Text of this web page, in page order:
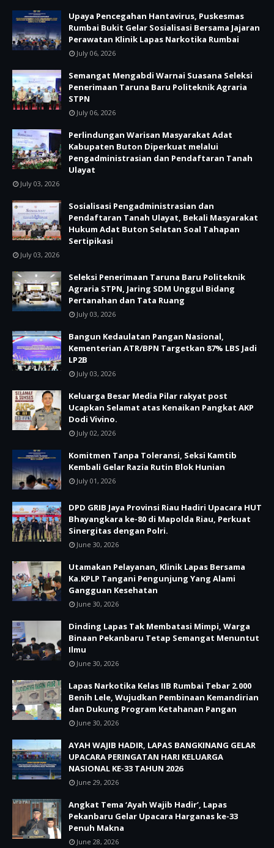
Upaya Pencegahan Hantavirus, Puskesmas
Rumbai Bukit Gelar Sosialisasi Bersama Jajaran
Perawatan Klinik Lapas Narkotika Rumbai
July 06, 2026
Semangat Mengabdi Warnai Suasana Seleksi
Penerimaan Taruna Baru Politeknik Agraria
STPN
July 06, 2026
Perlindungan Warisan Masyarakat Adat
Kabupaten Buton Diperkuat melalui
Pengadministrasian dan Pendaftaran Tanah
Ulayat
July 03, 2026
Sosialisasi Pengadministrasian dan
Pendaftaran Tanah Ulayat, Bekali Masyarakat
Hukum Adat Buton Selatan Soal Tahapan
Sertipikasi
July 03, 2026
Seleksi Penerimaan Taruna Baru Politeknik
Agraria STPN, Jaring SDM Unggul Bidang
Pertanahan dan Tata Ruang
July 03, 2026
Bangun Kedaulatan Pangan Nasional,
Kementerian ATR/BPN Targetkan 87% LBS Jadi
LP2B
July 03, 2026
Keluarga Besar Media Pilar rakyat post
Ucapkan Selamat atas Kenaikan Pangkat AKP
Dodi Vivino.
July 02, 2026
Komitmen Tanpa Toleransi, Seksi Kamtib
Kembali Gelar Razia Rutin Blok Hunian
July 01, 2026
DPD GRIB Jaya Provinsi Riau Hadiri Upacara HUT
Bhayangkara ke-80 di Mapolda Riau, Perkuat
Sinergitas dengan Polri.
June 30, 2026
Utamakan Pelayanan, Klinik Lapas Bersama
Ka.KPLP Tangani Pengunjung Yang Alami
Gangguan Kesehatan
June 30, 2026
Dinding Lapas Tak Membatasi Mimpi, Warga
Binaan Pekanbaru Tetap Semangat Menuntut
Ilmu
June 30, 2026
Lapas Narkotika Kelas IIB Rumbai Tebar 2.000
Benih Lele, Wujudkan Pembinaan Kemandirian
dan Dukung Program Ketahanan Pangan
June 30, 2026
AYAH WAJIB HADIR, LAPAS BANGKINANG GELAR
UPACARA PERINGATAN HARI KELUARGA
NASIONAL KE-33 TAHUN 2026
June 29, 2026
Angkat Tema ‘Ayah Wajib Hadir’, Lapas
Pekanbaru Gelar Upacara Harganas ke-33
Penuh Makna
June 28, 2026